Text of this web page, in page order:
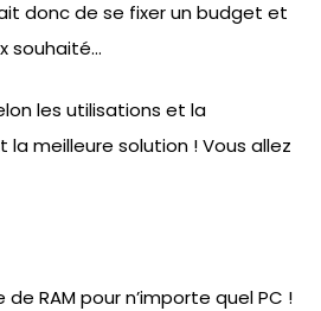
donc de se fixer un budget et
souhaité…
les utilisations et la
meilleure solution ! Vous allez
RAM pour n’importe quel PC !